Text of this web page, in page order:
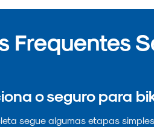
Frequentes
o seguro para
segue algumas etapas